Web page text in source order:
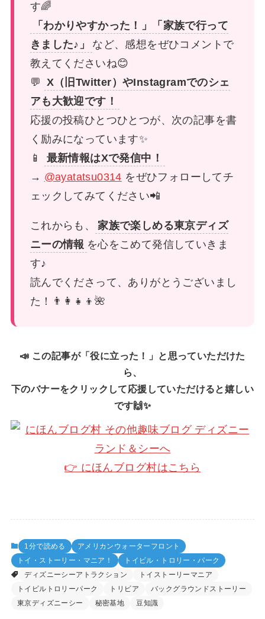
す🌈
「わかりやすかった！」「家族で行って
きました♪」
など、感想をぜひコメントで
教えてくださいね😊
💬 X（旧Twitter）やInstagramでのシェ
アも大歓迎です！
応援の投稿ひとつひとつが、次の記事を書
く励みになっています✨
📱
最新情報はXで発信中！
→ @ayatatsu0314 をぜひフォローしてチ
ェックしてみてください📲
これからも、
家族で楽しめる東京ディズ
ニーの情報 を心をこめて発信していきま
す♪
読んでくださって、ありがとうございまし
た！👨‍👩‍👧‍👦🌺
📣 この記事が「役に立った！」と思っていただけた
ら、
下のバナーをクリックして応援していただけると嬉しい
です🙌✨
👉 にほんブログ村はこちら
1分で読める
アメリカンウォーターフロント
トイ・ストーリー・マニア！
トイビル・トロリー・パーク
ディズニーシーアトラクション
トイストーリーマニア
トイビルトロリーパーク
トリビア
バックグラウンドストーリー
東京ディズニーシー
秘密基地 豆知識